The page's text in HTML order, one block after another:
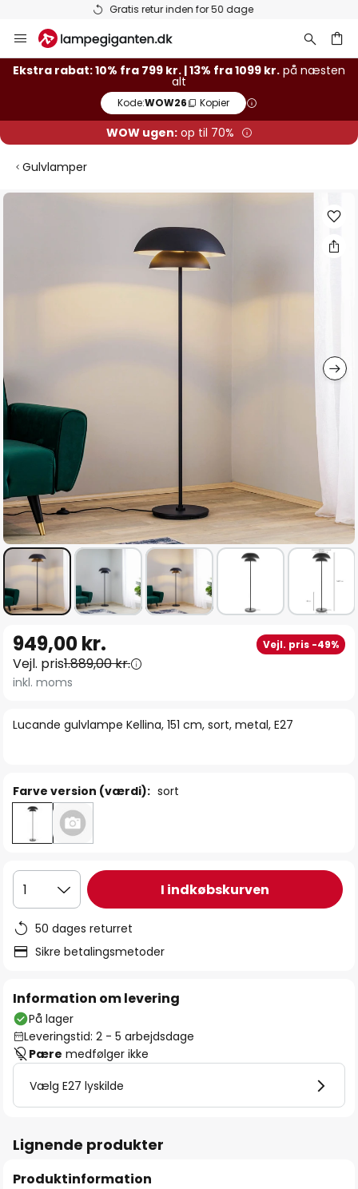
Lagervarer sendes hurtigt
to
Content
Ekstra rabat: 10% fra 799 kr. | 13% fra 1099 kr. på næsten
alt
Kode:WOW26 Kopier
WOW ugen:op til 70%
Gulvlamper
Gå
billedgalleriet
starten
af
Lucande gulvlampe Kellina, 151 cm, sort, metal, E27
949,00 kr. Vejl. pris -49%
Vejl. pris1.889,00 kr.
inkl. moms
Farve version (værdi): sort
1 I indkøbskurven
50 dages returret
Sikre betalingsmetoder
Information om levering
På lager
Leveringstid: 2 - 5 arbejdsdage
Pære medfølger ikke
Vælg E27 lyskilde
Lignende produkter
Produktinformation